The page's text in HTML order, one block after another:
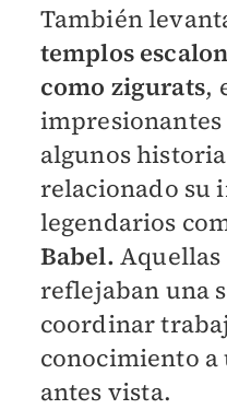
También
templos
como zigurats,
impresionantes
algunos
relacionado su
legendarios
Babel.
reflejaban una
coordinar
conocimiento a
antes vista.